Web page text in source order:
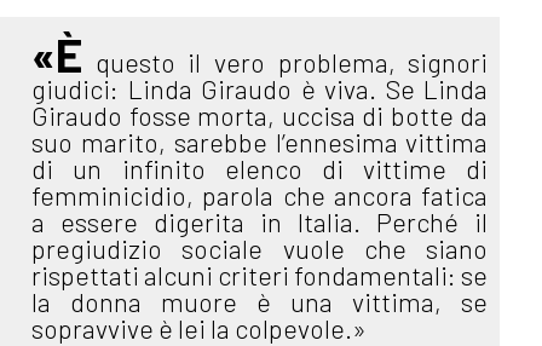
«È questo il vero problema, signori
giudici: Linda Giraudo è viva. Se Linda
Giraudo fosse morta, uccisa di botte da
suo marito, sarebbe l’ennesima vittima
di un infinito elenco di vittime di
femminicidio, parola che ancora fatica
a essere digerita in Italia. Perché il
pregiudizio sociale vuole che siano
rispettati alcuni criteri fondamentali: se
la donna muore è una vittima, se
sopravvive è lei la colpevole.»